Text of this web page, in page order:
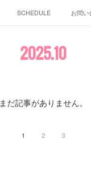
SCHEDULE お問い
2025.10
まだ記事がありません。
1 2 3